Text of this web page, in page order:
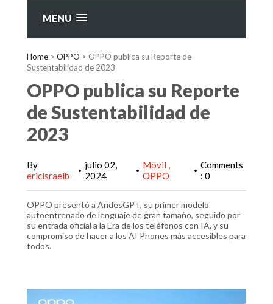
MENU
Home > OPPO > OPPO publica su Reporte de
Sustentabilidad de 2023
OPPO publica su Reporte
de Sustentabilidad de
2023
By
ericisraelb
• julio 02,
2024
• Móvil
OPPO
• Comments
: 0
OPPO presentó a AndesGPT, su primer modelo
autoentrenado de lenguaje de gran tamaño, seguido por
su entrada oficial a la Era de los teléfonos con IA, y su
compromiso de hacer a los AI Phones más accesibles para
todos.